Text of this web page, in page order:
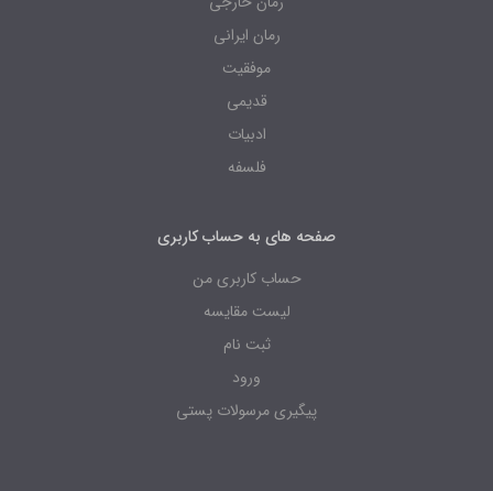
رمان ایرانی
موفقیت
قدیمی
ادبیات
فلسفه
صفحه های به حساب کاربری
حساب کاربری من
لیست مقایسه
ثبت نام
ورود
پیگیری مرسولات پستی